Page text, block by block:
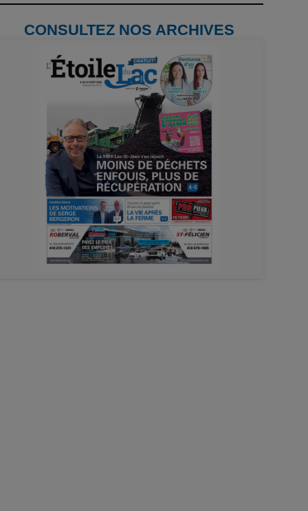
CONSULTEZ NOS ARCHIVES